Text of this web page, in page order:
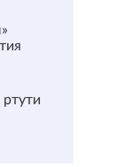
ртути